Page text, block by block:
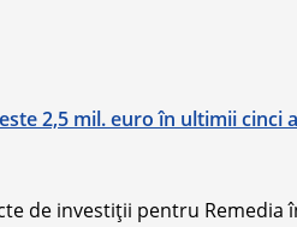
2,5 mil. euro în ultimii cinci
de investiţii pentru